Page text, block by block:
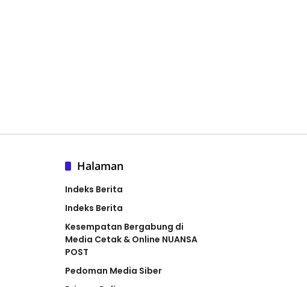
Halaman
Indeks Berita
Indeks Berita
Kesempatan Bergabung di
Media Cetak & Online NUANSA
POST
Pedoman Media Siber